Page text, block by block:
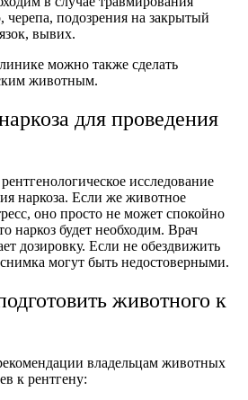
черепа, подозрения на закрытый
вывих.
можно также сделать
животным.
для проведения
исследование
наркоза. Если же животное
оно просто не может спокойно
наркоз будет необходим. Врач
дозировку. Если не обездвижить
могут быть недостоверными.
животного к
владельцам животных
к рентгену: